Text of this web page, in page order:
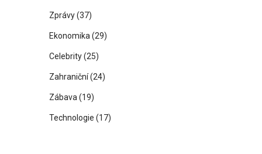
Zprávy(37)
Ekonomika (29)
Celebrity(25)
Zahraniční(24)
Zábava (19)
Technologie (17)